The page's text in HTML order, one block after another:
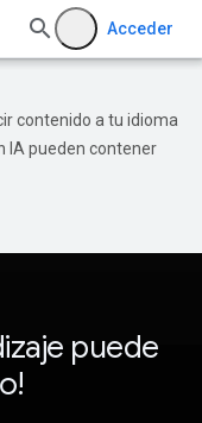
Acceder
contenido a tu idioma
IA pueden contener
puede